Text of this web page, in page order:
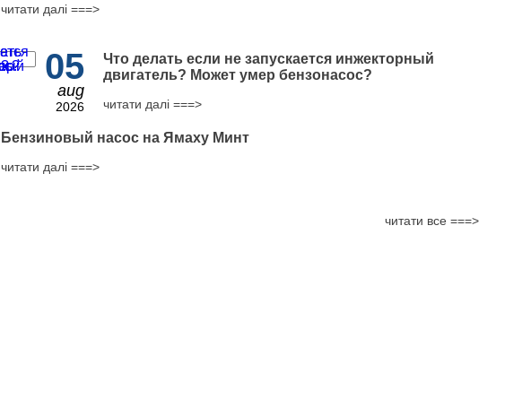
читати далі ===>
05
aug
2026
Что делать если не запускается инжекторный
двигатель? Может умер бензонасос?
читати далі ===>
Бензиновый насос на Ямаху Минт
читати далі ===>
читати все ===>